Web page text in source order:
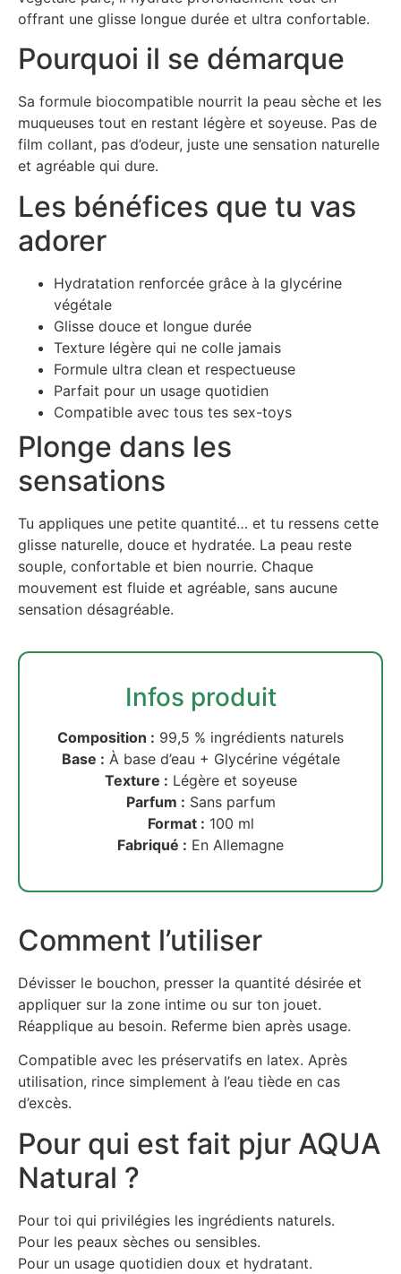
offrant une glisse longue durée et ultra confortable.
Pourquoi il se démarque
Sa formule biocompatible nourrit la peau sèche et les
muqueuses tout en restant légère et soyeuse. Pas de
film collant, pas d’odeur, juste une sensation naturelle
et agréable qui dure.
Les bénéfices que tu vas
adorer
Hydratation renforcée grâce à la glycérine
végétale
Glisse douce et longue durée
Texture légère qui ne colle jamais
Formule ultra clean et respectueuse
Parfait pour un usage quotidien
Compatible avec tous tes sex-toys
Plonge dans les
sensations
Tu appliques une petite quantité… et tu ressens cette
glisse naturelle, douce et hydratée. La peau reste
souple, confortable et bien nourrie. Chaque
mouvement est fluide et agréable, sans aucune
sensation désagréable.
Infos produit
Composition : 99,5 % ingrédients naturels
Base : À base d’eau + Glycérine végétale
Texture : Légère et soyeuse
Parfum : Sans parfum
Format : 100 ml
Fabriqué : En Allemagne
Comment l’utiliser
Dévisser le bouchon, presser la quantité désirée et
appliquer sur la zone intime ou sur ton jouet.
Réapplique au besoin. Referme bien après usage.
Compatible avec les préservatifs en latex. Après
utilisation, rince simplement à l’eau tiède en cas
d’excès.
Pour qui est fait pjur AQUA
Natural ?
Pour toi qui privilégies les ingrédients naturels.
Pour les peaux sèches ou sensibles.
Pour un usage quotidien doux et hydratant.